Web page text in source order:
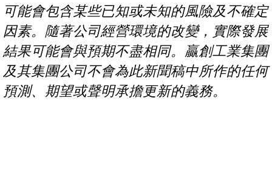
可能會包含某些已知或未知的風險及不確定
因素。隨著公司經營環境的改變，實際發展
結果可能會與預期不盡相同。贏創工業集團
及其集團公司不會為此新聞稿中所作的任何
預測、期望或聲明承擔更新的義務。